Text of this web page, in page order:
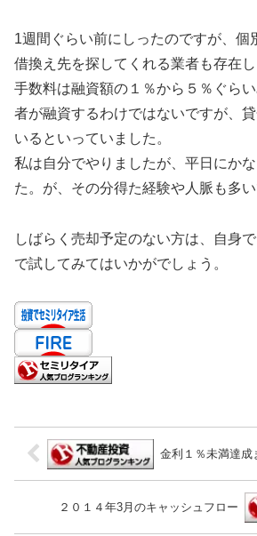
1週間ぐらい前にしったのですが、個
借換え先を探してくれる業者も存在
手数料は融資額の１％から５％ぐら
者が融資するわけではないですが、
いるといっていました。
私は自分でやりましたが、平日にか
た。が、その分得た経験や人脈も多い
しばらく売却予定のない方は、自身
で試してみてはいかがでしょう。
金利１％未満達
２０１４年3月のキャッシュフロー